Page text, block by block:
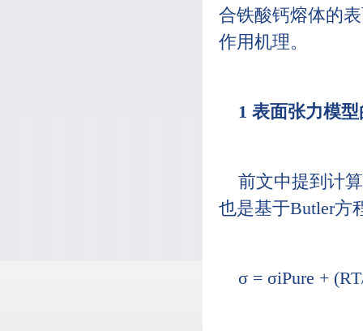
合铁酸钙熔体的
作用机理。
1 表面张力模
前文中提到计
也是基于Butler方
σ = σiPure +